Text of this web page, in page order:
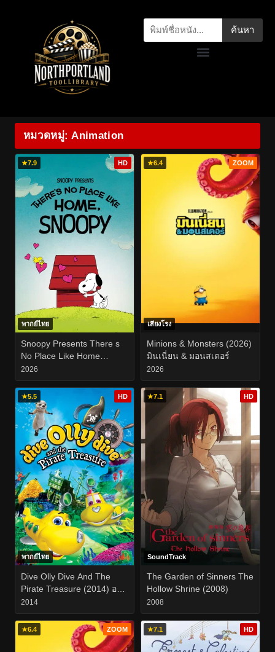
ค้นหา
หมวดหมู่: Animation
★7.9 HD
พากย์ไทย
Snoopy Presents There s
No Place Like Home
Snoopy (2026)
2026
★6.4 ZOOM
เสียงโรง
Minions & Monsters (2026)
มินเนี่ยน & มอนสเตอร์
2026
★5.5 HD
พากย์ไทย
Dive Olly Dive And The
Pirate Treasure (2014) ออล
ลี่ เรือดำน้ำจอมซน กับ สมบัติ
โจรสลัด
2014
★7.1 HD
SoundTrack
The Garden of Sinners The
Hollow Shrine (2008)
2008
★6.4 ZOOM ★7.1 HD